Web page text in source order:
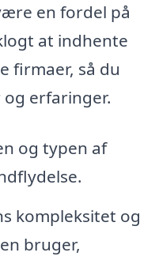
en fordel på
at indhente
firmaer, så du
erfaringer.
og typen af
kompleksitet og
bruger,